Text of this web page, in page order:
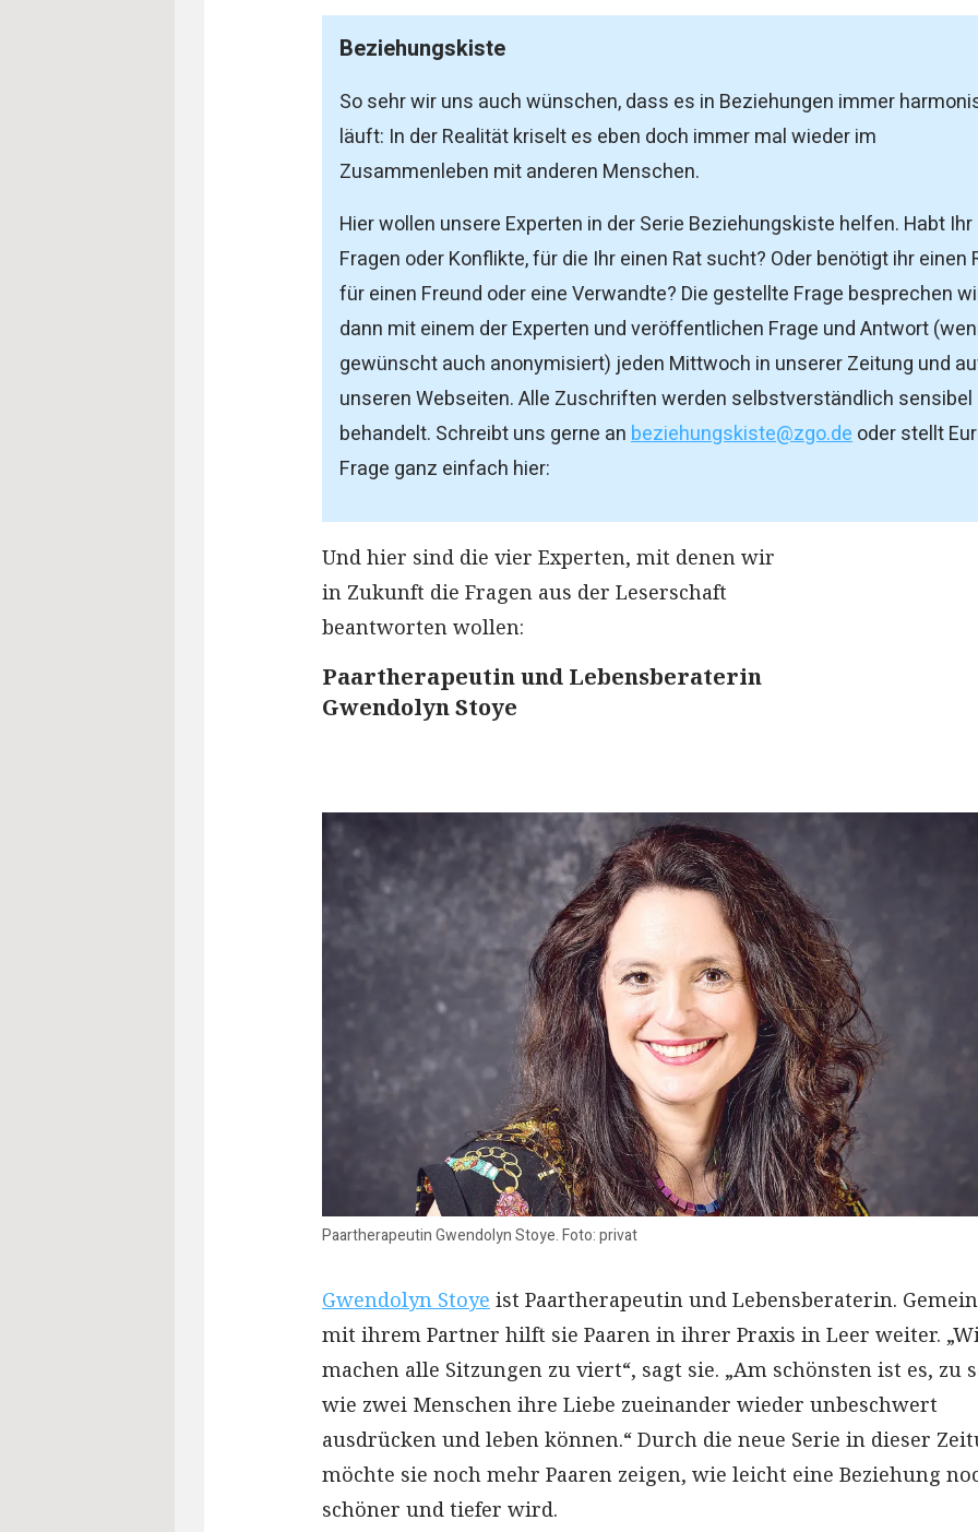
Beziehungskiste
So sehr wir uns auch wünschen, dass es in Beziehungen immer
läuft: In der Realität kriselt es eben doch immer mal wieder im
Zusammenleben mit anderen Menschen.
Hier wollen unsere Experten in der Serie Beziehungskiste helfen. Habt Ihr
Fragen oder Konflikte, für die Ihr einen Rat sucht? Oder benötigt ihr einen
für einen Freund oder eine Verwandte? Die gestellte Frage besprechen
dann mit einem der Experten und veröffentlichen Frage und Antwort
gewünscht auch anonymisiert) jeden Mittwoch in unserer Zeitung und
unseren Webseiten. Alle Zuschriften werden selbstverständlich sensibel
behandelt. Schreibt uns gerne anbeziehungskiste@zgo.deoder stellt
Frage ganz einfach hier:
Und hier sind die vier Experten, mit denen wir
in Zukunft die Fragen aus der Leserschaft
beantworten wollen:
Paartherapeutin und Lebensberaterin
Gwendolyn Stoye
Paartherapeutin Gwendolyn Stoye. Foto: privat
Gwendolyn Stoye ist Paartherapeutin und Lebensberaterin.
mit ihrem Partner hilft sie Paaren in ihrer Praxis in Leer weiter.
machen alle Sitzungen zu viert“, sagt sie. „Am schönsten ist es, zu
wie zwei Menschen ihre Liebe zueinander wieder unbeschwert
ausdrücken und leben können.“ Durch die neue Serie in dieser
möchte sie noch mehr Paaren zeigen, wie leicht eine Beziehung
schöner und tiefer wird.